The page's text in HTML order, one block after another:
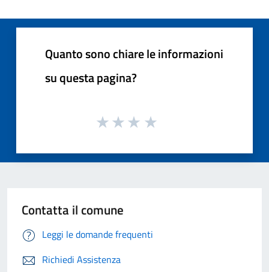
Quanto sono chiare le informazioni
su questa pagina?
Contatta il comune
Leggi le domande frequenti
Richiedi Assistenza